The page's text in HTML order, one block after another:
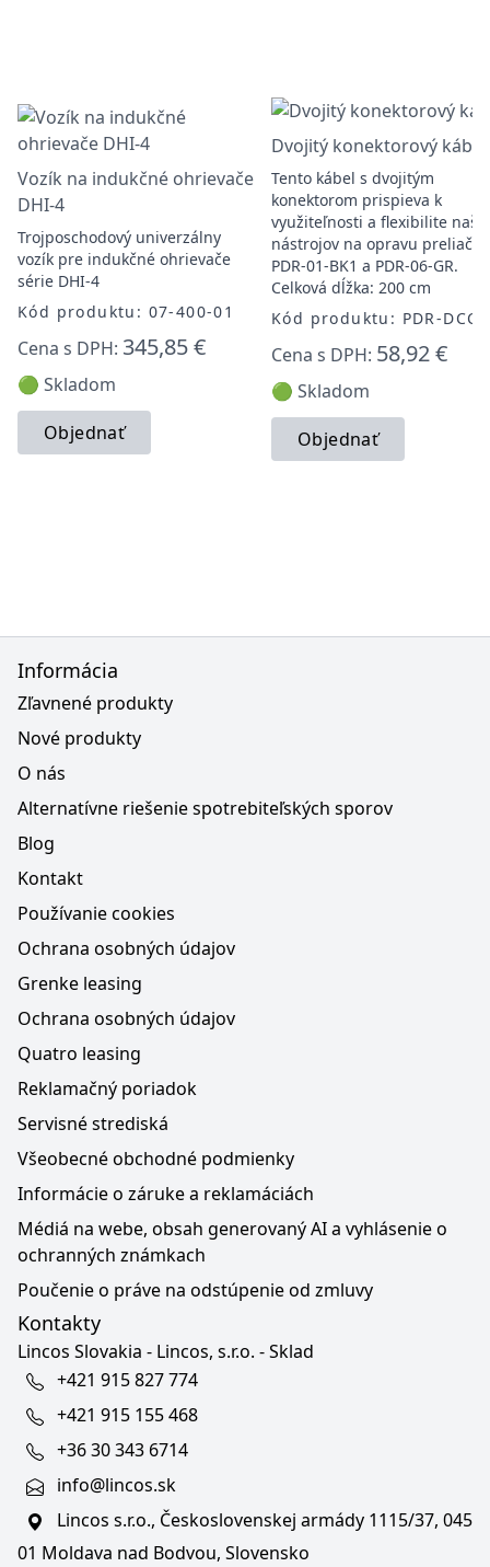
Vozík na indukčné ohrievače
DHI-4
Trojposchodový univerzálny
vozík pre indukčné ohrievače
série DHI-4
Kód produktu: 07-400-01
Cena s DPH: 345,85 €
🟢 Skladom
Objednať
Dvojitý konektorový kábel
Tento kábel s dvojitým
konektorom prispieva k
využiteľnosti a flexibilite
nástrojov na opravu preliačin
PDR-01-BK1 a PDR-06-GR.
Celková dĺžka: 200 cm
Kód produktu: PDR-DCC
Cena s DPH: 58,92 €
🟢 Skladom
Objednať
Informácia
Zľavnené produkty
Nové produkty
O nás
Alternatívne riešenie spotrebiteľských sporov
Blog
Kontakt
Používanie cookies
Ochrana osobných údajov
Grenke leasing
Ochrana osobných údajov
Quatro leasing
Reklamačný poriadok
Servisné strediská
Všeobecné obchodné podmienky
Informácie o záruke a reklamáciách
Médiá na webe, obsah generovaný AI a vyhlásenie o
ochranných známkach
Poučenie o práve na odstúpenie od zmluvy
Kontakty
Lincos Slovakia - Lincos, s.r.o. - Sklad
+421 915 827 774
+421 915 155 468
+36 30 343 6714
info@lincos.sk
Lincos s.r.o., Československej armády 1115/37, 045
01 Moldava nad Bodvou, Slovensko